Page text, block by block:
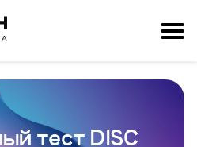
тест DISC